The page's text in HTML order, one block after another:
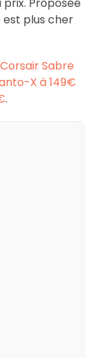
est plus cher
Corsair Sabre
X à 149€
.